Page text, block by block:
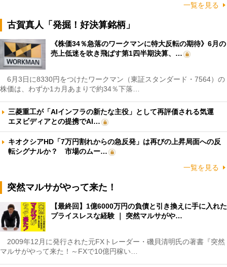
一覧を見る
古賀真人「発掘！好決算銘柄」
《株価34％急落のワークマンに特大反転の期待》6月の
売上低迷を吹き飛ばす第1四半期決算、…
6月3日に8330円をつけたワークマン（東証スタンダード・7564）の
株価は、わずか1カ月あまりで約34％下落…
三菱重工が「AIインフラの新たな主役」として再評価される気運
エヌビディアとの提携でAI…
キオクシアHD「7万円割れからの急反発」は再びの上昇局面への反
転シグナルか？ 市場のムー…
一覧を見る
突然マルサがやって来た！
【最終回】1億6000万円の負債と引き換えに手に入れた
プライスレスな経験 ｜ 突然マルサがや…
2009年12月に発行された元FXトレーダー・磯貝清明氏の著書『突然
マルサがやって来た！～FXで10億円稼い…